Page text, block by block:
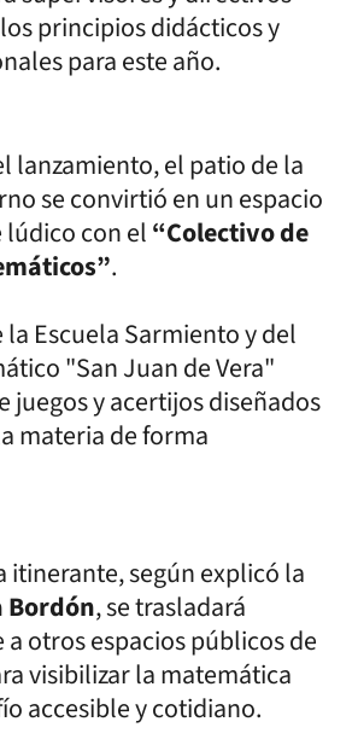
principios didácticos y
para este año.
lanzamiento, el patio de la
se convirtió en un espacio
lúdico con el“Colectivo de
.
Escuela Sarmiento y del
"San Juan de Vera"
juegos y acertijos diseñados
materia de forma
itinerante, según explicó la
Bordón, se trasladará
otros espacios públicos de
visibilizar la matemática
accesible y cotidiano.